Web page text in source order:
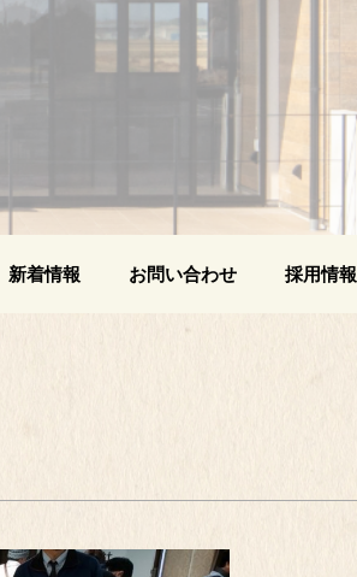
新着情報 お問い合わせ 採用情報